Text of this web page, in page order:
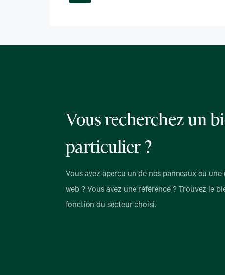
Vous recherchez un
particulier ?
Vous avez aperçu un de nos panneaux ou une
web ? Vous avez une référence ? Trouvez le
fonction du secteur choisi.